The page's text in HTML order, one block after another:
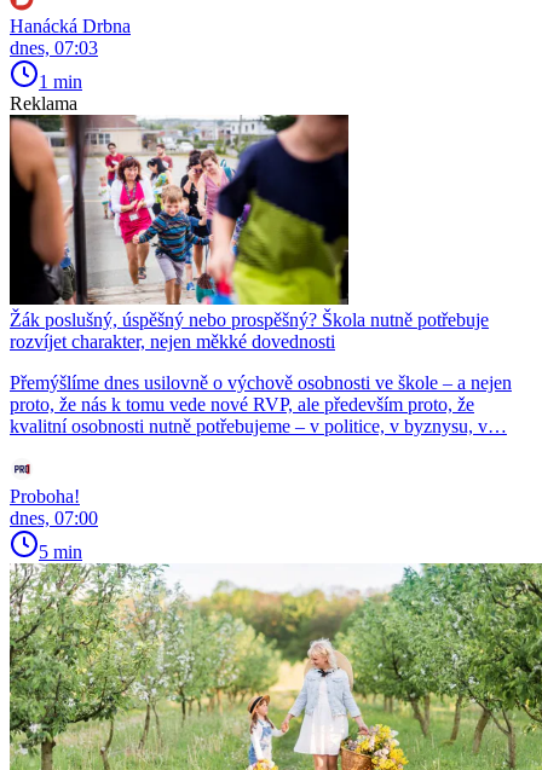
Hanácká Drbna
dnes, 07:03
1 min
Reklama
Žák poslušný, úspěšný nebo prospěšný? Škola nutně potřebuje
rozvíjet charakter, nejen měkké dovednosti
Přemýšlíme dnes usilovně o výchově osobnosti ve škole – a nejen
proto, že nás k tomu vede nové RVP, ale především proto, že
kvalitní osobnosti nutně potřebujeme – v politice, v byznysu, v…
Proboha!
dnes, 07:00
5 min